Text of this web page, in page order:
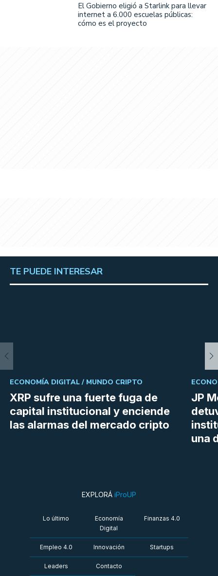
El Gobierno eligió a Starlink para llevar
internet a 6.000 escuelas públicas:
cómo es el proyecto
TE PUEDE INTERESAR
XRP sufre una fuerte fuga de
capital institucional y enciende
las alarmas del mercado cripto
ECONOMÍA DIGITAL / MUNDO CRIPTO
JP
una
EXPLORÁ iProUP
Lo último
Economía
Digital
Finanzas 4.0
Empleo 4.0 Innovación Startups
Leaders Contacto